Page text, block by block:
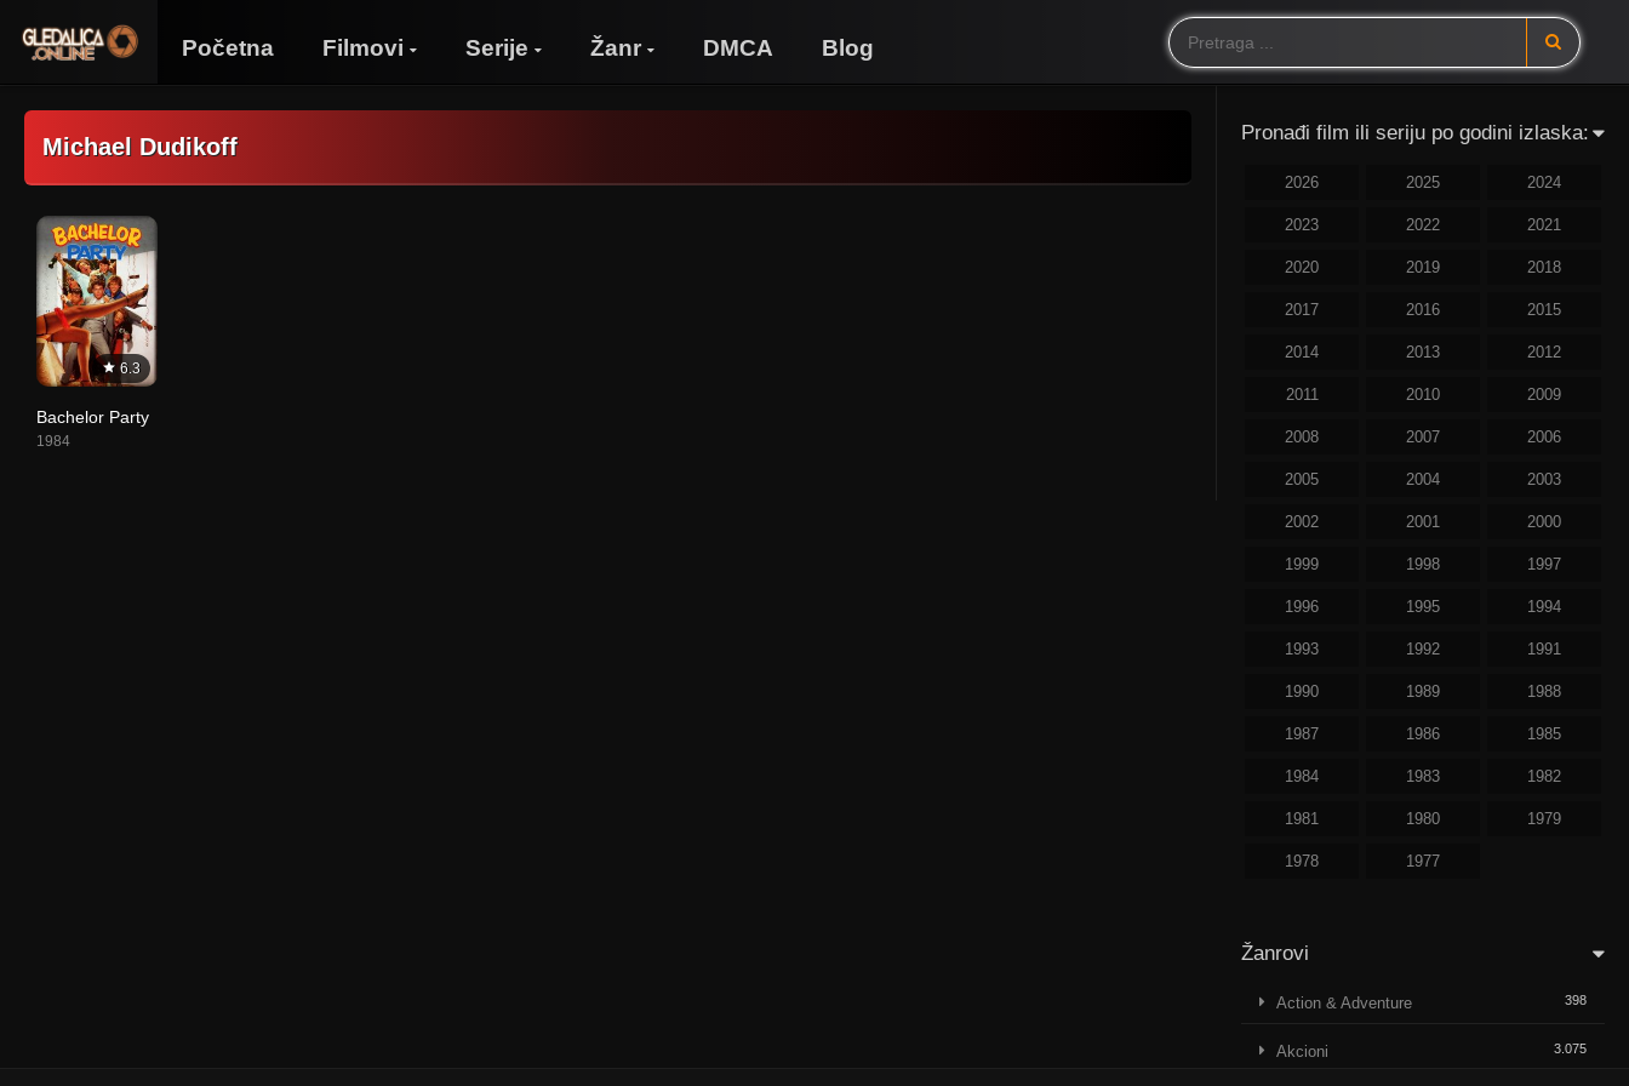
Početna Filmovi Serije Žanr DMCA Blog
Michael Dudikoff
6.3
Bachelor Party
1984
Pronađi film ili seriju po godini izlaska:
2026 2025 2024
2023 2022 2021
2020 2019 2018
2017 2016 2015
2014 2013 2012
2011 2010 2009
2008 2007 2006
2005 2004 2003
2002 2001 2000
1999 1998 1997
1996 1995 1994
1993 1992 1991
1990 1989 1988
1987 1986 1985
1984 1983 1982
1981 1980 1979
1978 1977
Žanrovi
Action & Adventure 398
Akcioni 3.075